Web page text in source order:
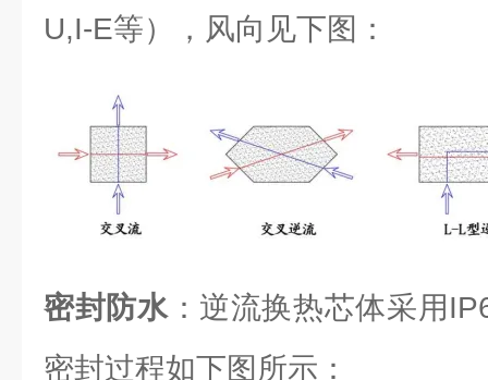
U,I-E等），风向见下图：
密封防水：逆流换热芯体采用
密封过程如下图所示：